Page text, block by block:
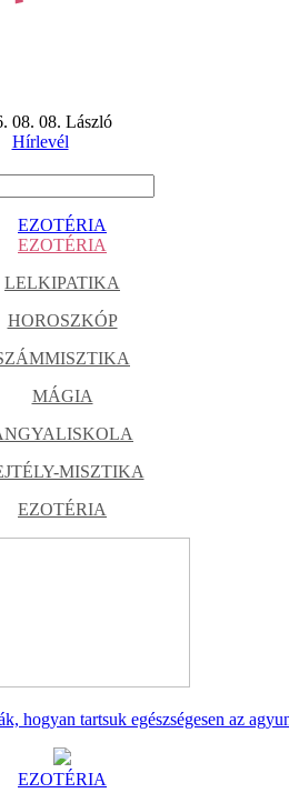
08. 08. László
Hírlevél
EZOTÉRIA
EZOTÉRIA
LELKIPATIKA
HOROSZKÓP
MÁGIA
MISZTIKA
EZOTÉRIA
hogyan tartsuk egészségesen az
EZOTÉRIA